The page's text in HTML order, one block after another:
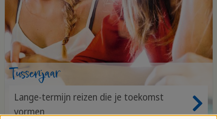
Tussenjaar
Lange-termijn reizen die je toekomst
vormen